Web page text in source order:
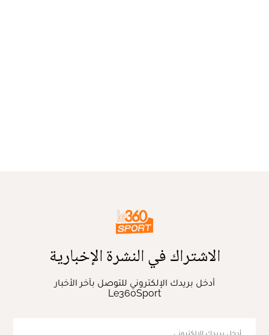
الاشتراك في النشرة الإخبارية
أدخل بريدك الإلكتروني للتوصل بآخر الأخبار
Le360Sport